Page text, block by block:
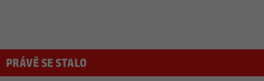
PRÁVĚ SE STALO